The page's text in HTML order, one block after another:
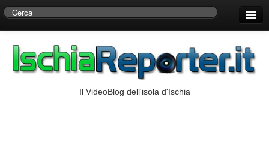
Centro di Ricerche Storiche D’Ambra
Il VideoBlog dell'isola d'Ischia